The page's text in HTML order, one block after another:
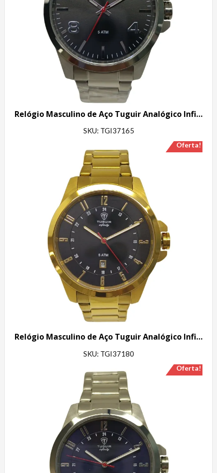
Relógio Masculino de Aço Tuguir Analógico Infinity 6117G Prata e Preto
SKU: TGI37165
Oferta!
Relógio Masculino de Aço Tuguir Analógico Infinity 6117H Dourado e Preto
SKU: TGI37180
Oferta!